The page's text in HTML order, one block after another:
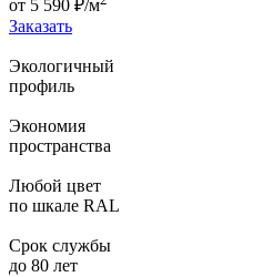
от 5 590 ₽/м
Заказать
Экологичный
профиль
Экономия
пространства
Любой цвет
по шкале RAL
Срок службы
до 80 лет